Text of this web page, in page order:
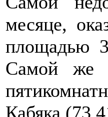
месяце,
площадью
Самой же
Кабяка (73